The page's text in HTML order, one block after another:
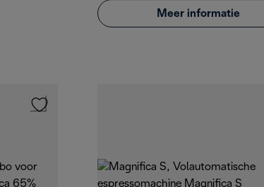
Meer informatie